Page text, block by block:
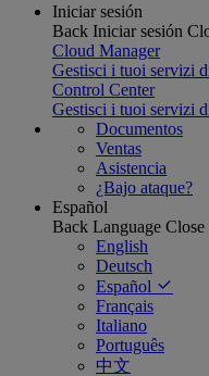
Iniciar sesión
Back Iniciar sesión
Cloud Manager
Gestisci i tuoi servizi
Control Center
Gestisci i tuoi servizi
Documentos
Ventas
Asistencia
¿Bajo ataque?
Español
Back Language Close
English
Deutsch
Español
Français
Italiano
Português
中文